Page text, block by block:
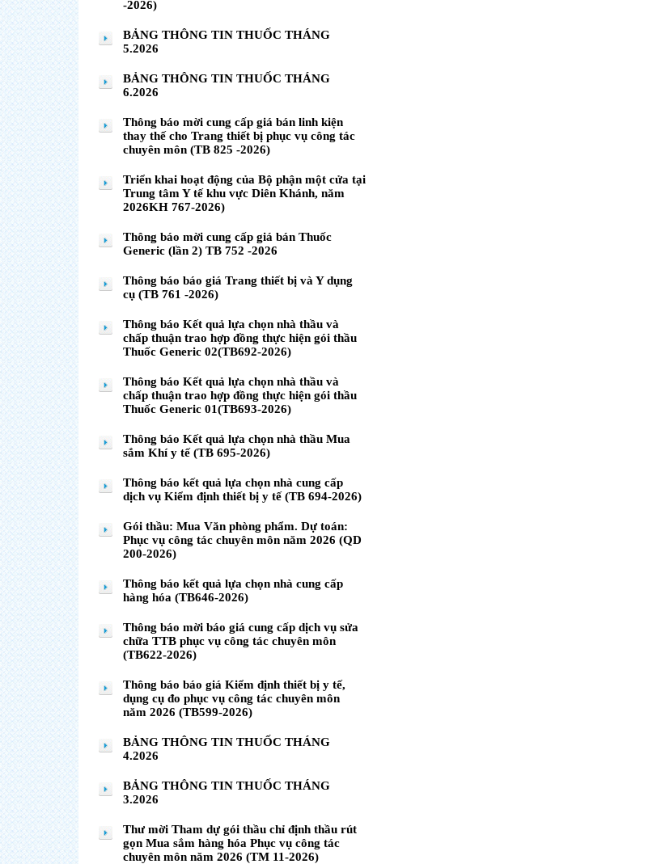
-2026)
BẢNG THÔNG TIN THUỐC THÁNG
5.2026
BẢNG THÔNG TIN THUỐC THÁNG
6.2026
Thông báo mời cung cấp giá bán linh kiện
thay thế cho Trang thiết bị phục vụ công tác
chuyên môn (TB 825 -2026)
Triển khai hoạt động của Bộ phận một cửa tại
Trung tâm Y tế khu vực Diên Khánh, năm
2026KH 767-2026)
Thông báo mời cung cấp giá bán Thuốc
Generic (lần 2) TB 752 -2026
Thông báo báo giá Trang thiết bị và Y dụng
cụ (TB 761 -2026)
Thông báo Kết quả lựa chọn nhà thầu và
chấp thuận trao hợp đồng thực hiện gói thầu
Thuốc Generic 02(TB692-2026)
Thông báo Kết quả lựa chọn nhà thầu và
chấp thuận trao hợp đồng thực hiện gói thầu
Thuốc Generic 01(TB693-2026)
Thông báo Kết quả lựa chọn nhà thầu Mua
sắm Khí y tế (TB 695-2026)
Thông báo kết quả lựa chọn nhà cung cấp
dịch vụ Kiểm định thiết bị y tế (TB 694-2026)
Gói thầu: Mua Văn phòng phẩm. Dự toán:
Phục vụ công tác chuyên môn năm 2026 (QD
200-2026)
Thông báo kết quả lựa chọn nhà cung cấp
hàng hóa (TB646-2026)
Thông báo mời báo giá cung cấp dịch vụ sửa
chữa TTB phục vụ công tác chuyên môn
(TB622-2026)
Thông báo báo giá Kiểm định thiết bị y tế,
dụng cụ đo phục vụ công tác chuyên môn
năm 2026 (TB599-2026)
BẢNG THÔNG TIN THUỐC THÁNG
4.2026
BẢNG THÔNG TIN THUỐC THÁNG
3.2026
Thư mời Tham dự gói thầu chỉ định thầu rút
gọn Mua sắm hàng hóa Phục vụ công tác
chuyên môn năm 2026 (TM 11-2026)